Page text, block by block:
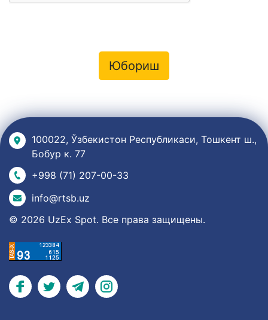
Юбориш
100022, Ўзбекистон Республикаси, Тошкент ш.,
Бобур к. 77
+998 (71) 207-00-33
info@rtsb.uz
© 2026 UzEx Spot. Все права защищены.